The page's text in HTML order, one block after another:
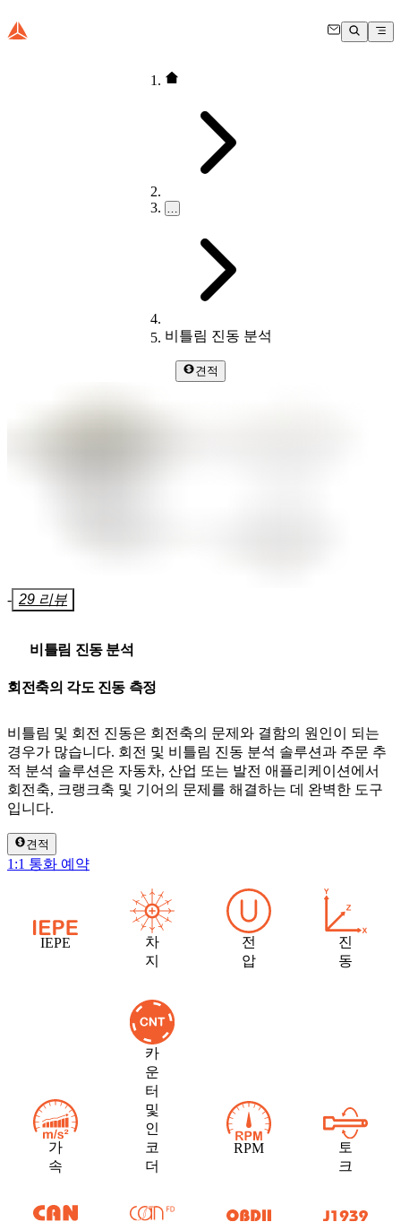
…
비틀림 진동 분석
견적
- 29 리뷰
비틀림 진동 분석
회전축의 각도 진동 측정
비틀림 및 회전 진동은 회전축의 문제와 결함의 원인이 되는
경우가 많습니다. 회전 및 비틀림 진동 분석 솔루션과 주문 추
적 분석 솔루션은 자동차, 산업 또는 발전 애플리케이션에서
회전축, 크랭크축 및 기어의 문제를 해결하는 데 완벽한 도구
입니다.
견적
1:1 통화 예약
IEPE
차
지
전
압
진
동
가
속
카
운
터
및
인
코
더
RPM
토
크